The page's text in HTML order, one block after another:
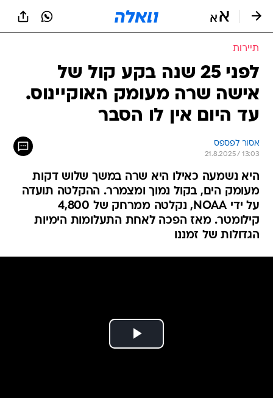
תיירות
לפני 25 שנה בקע קול של
אישה שרה מעומק האוקיינוס.
עד היום אין לו הסבר
אסור לפספס
21.8.2025 / 13:03
היא נשמעה כאילו היא שרה במשך שלוש דקות
מעומק הים, בקול נמוך ומצמרר. ההקלטה תועדה
על ידי NOAA, נקלטה ממרחק של 4,800
קילומטר. מאז הפכה לאחת התעלומות הימיות
הגדולות של זמננו